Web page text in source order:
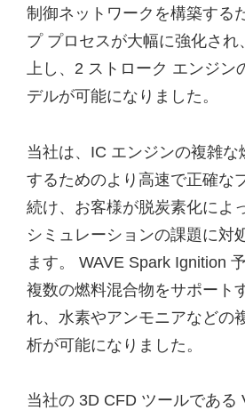
制御ネットワークを構築する
プ プロセスが大幅に強化され
上し、2 ストローク エンジン
デルが可能になりました。
当社は、IC エンジンの複雑な
するためのより高速で正確な
続け、お客様が脱炭素化によ
シミュレーションの課題に対
ます。 WAVE Spark Ignition
複数の燃料混合物をサポート
れ、水素やアンモニアなどの
析が可能になりました。
当社の 3D CFD ツールである